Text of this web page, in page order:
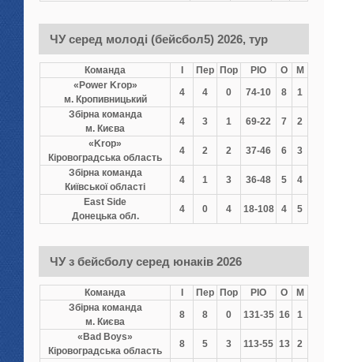
ЧУ серед молоді (бейсбол5) 2026, тур
Команда Пер Пор РІО О
М
«Power Krop»
м. Кропивницький
4 4 0 74-10 8
1
Збірна команда
м. Києва
4 3 1 69-22 7
2
«Krop»
Кіровоградська область
4 2 2 37-46 6
3
Збірна команда
Київської області
4 1 3 36-48 5
4
East Side
Донецька обл.
4 0 4 18-108 4 5
ЧУ з бейсболу серед юнаків 2026
Команда Пер Пор РІО О
М
Збірна команда
м. Києва
8 8 0 131-35 16
1
«Bad Boys»
Кіровоградська область
8 5 3 113-55 13
2